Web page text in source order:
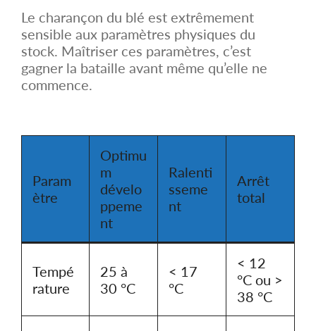
Le charançon du blé est extrêmement
sensible aux paramètres physiques du
stock. Maîtriser ces paramètres, c’est
gagner la bataille avant même qu’elle ne
commence.
Param
ètre
Optimu
m
dévelo
ppeme
nt
Ralenti
sseme
nt
Arrêt
total
Tempé
rature
25 à
30 °C
< 17
°C
< 12
°C ou >
38 °C